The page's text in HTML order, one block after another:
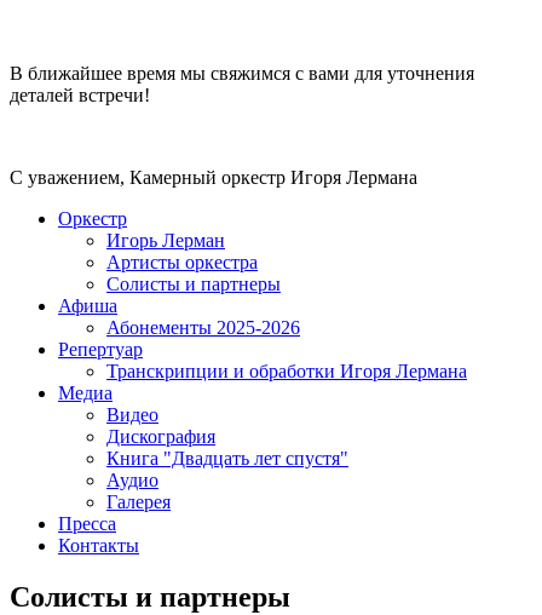
В ближайшее время мы свяжимся с вами для уточнения
деталей встречи!
С уважением, Камерный оркестр Игоря Лермана
Оркестр
Игорь Лерман
Артисты оркестра
Солисты и партнеры
Афиша
Абонементы 2025-2026
Репертуар
Транскрипции и обработки Игоря Лермана
Медиа
Видео
Дискография
Книга "Двадцать лет спустя"
Аудио
Галерея
Пресса
Контакты
Солисты и партнеры